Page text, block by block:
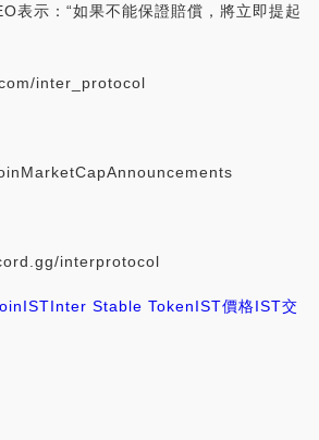
表示：“如果不能保證賠償，將立即提起
inter_protocol
interprotocol
ISTInter Stable TokenIST價格IST交